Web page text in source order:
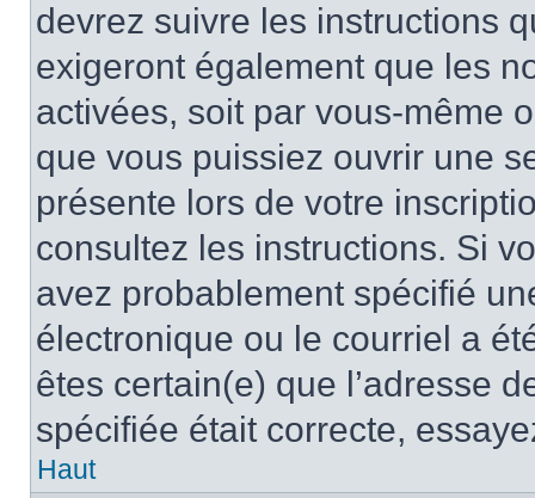
devrez suivre les instructions
exigeront également que les
activées, soit par vous-même
que vous puissiez ouvrir une
présente lors de votre
consultez les instructions. Si
avez probablement spécifié
électronique ou le courriel a
êtes certain(e) que l’adresse
spécifiée était correcte,
Haut